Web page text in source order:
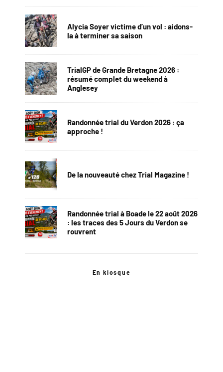
Alycia Soyer victime d’un vol : aidons-
la à terminer sa saison
TrialGP de Grande Bretagne 2026 :
résumé complet du weekend à
Anglesey
Randonnée trial du Verdon 2026 : ça
approche !
De la nouveauté chez Trial Magazine !
Randonnée trial à Boade le 22 août 2026
: les traces des 5 Jours du Verdon se
rouvrent
En kiosque